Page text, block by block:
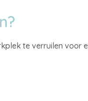
te verruilen voor